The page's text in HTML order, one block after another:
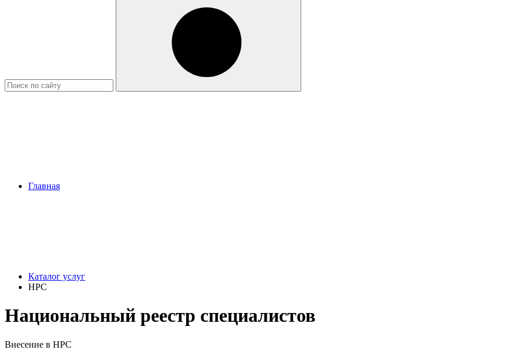
Главная
Каталог услуг
НРС
Национальный реестр специалистов
Внесение в НРС